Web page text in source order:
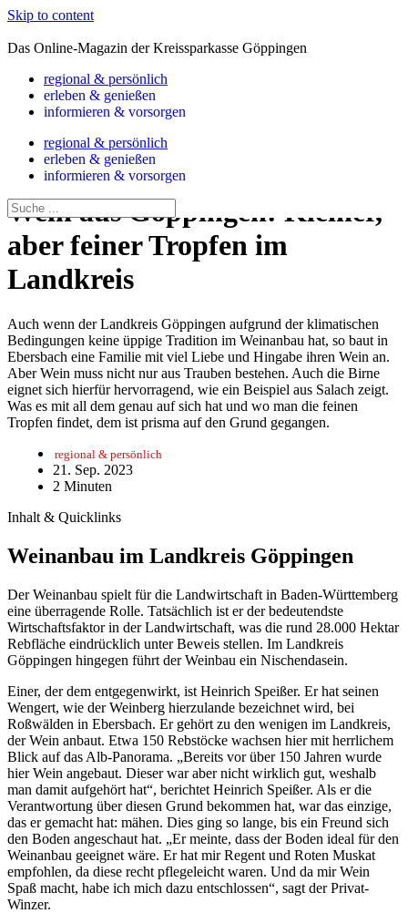
Skip to content
Das Online-Magazin der Kreissparkasse Göppingen
regional & persönlich
erleben & genießen
informieren & vorsorgen
regional & persönlich
erleben & genießen
informieren & vorsorgen
Wein aus Göppingen: Kleiner,
aber feiner Tropfen im
Landkreis
Auch wenn der Landkreis Göppingen aufgrund der klimatischen
Bedingungen keine üppige Tradition im Weinanbau hat, so baut in
Ebersbach eine Familie mit viel Liebe und Hingabe ihren Wein an.
Aber Wein muss nicht nur aus Trauben bestehen. Auch die Birne
eignet sich hierfür hervorragend, wie ein Beispiel aus Salach zeigt.
Was es mit all dem genau auf sich hat und wo man die feinen
Tropfen findet, dem ist prisma auf den Grund gegangen.
regional & persönlich
21. Sep. 2023
2 Minuten
Inhalt & Quicklinks
Weinanbau im Landkreis Göppingen
Der Weinanbau spielt für die Landwirtschaft in Baden-Württemberg
eine überragende Rolle. Tatsächlich ist er der bedeutendste
Wirtschaftsfaktor in der Landwirtschaft, was die rund 28.000 Hektar
Rebfläche eindrücklich unter Beweis stellen. Im Landkreis
Göppingen hingegen führt der Weinbau ein Nischendasein.
Einer, der dem entgegenwirkt, ist Heinrich Speißer. Er hat seinen
Wengert, wie der Weinberg hierzulande bezeichnet wird, bei
Roßwälden in Ebersbach. Er gehört zu den wenigen im Landkreis,
der Wein anbaut. Etwa 150 Rebstöcke wachsen hier mit herrlichem
Blick auf das Alb-Panorama. „Bereits vor über 150 Jahren wurde
hier Wein angebaut. Dieser war aber nicht wirklich gut, weshalb
man damit aufgehört hat“, berichtet Heinrich Speißer. Als er die
Verantwortung über diesen Grund bekommen hat, war das einzige,
das er gemacht hat: mähen. Dies ging so lange, bis ein Freund sich
den Boden angeschaut hat. „Er meinte, dass der Boden ideal für den
Weinanbau geeignet wäre. Er hat mir Regent und Roten Muskat
empfohlen, da diese recht pflegeleicht waren. Und da mir Wein
Spaß macht, habe ich mich dazu entschlossen“, sagt der Privat-
Winzer.